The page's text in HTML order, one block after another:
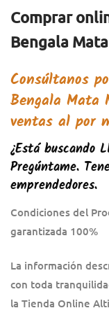
Comprar
Bengala
Consúltanos
Bengala Mata
ventas al por
¿Está buscando
Pregúntame.
emprendedores.
Condiciones del
garantizada 100%
La información
con toda
la Tienda Online